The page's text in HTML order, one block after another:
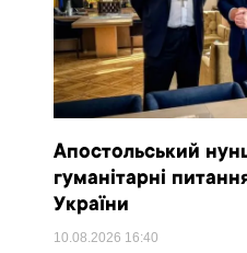
Апостольський
гуманітарні
України
10.08.2026 16:40